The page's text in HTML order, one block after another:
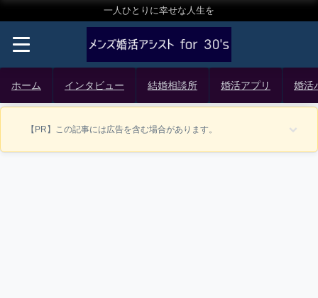
一人ひとりに幸せな人生を
ホーム インタビュー 結婚相談所 婚活アプリ 婚活
【PR】この記事には広告を含む場合があります。